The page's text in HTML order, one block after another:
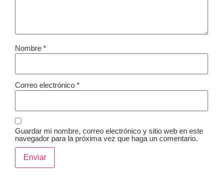
Nombre *
Correo electrónico *
Guardar mi nombre, correo electrónico y sitio web en este
navegador para la próxima vez que haga un comentario.